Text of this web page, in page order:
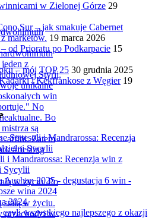
w życiu. Po
w Zielonej Górze 29
Sur – jak smakuje Cabernet
marketów. 19 marca 2026
od Prioratu po Podkarpacie 15
– mój TOP 25 30 grudnia 2025
i Kékfrankose z Węgier 19
Settesoli i Mandrarossa: Recenzja
Sycylii
i Mandrarossa: Recenzja win z
Sycylii
Auchan 2025 - degustacja 6 win -
wina 2024
2024
czyli wszystkiego najlepszego z okazji